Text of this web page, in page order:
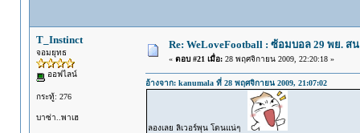
T_Instinct
จอมยุทธ
ออฟไลน์
กระทู้: 276
บาซ่า..พาเฮ
Re: WeLoveFootball : ซ้อมบอล 29 พย. ส
« ตอบ #21 เมื่อ:28 พฤศจิกายน 2009, 22:20:18 »
อ้างจาก: kanumala ที่ 28 พฤศจิกายน 2009, 21:07:02
ลองเลย ลิเวอร์พุน โดนแน่ๆ